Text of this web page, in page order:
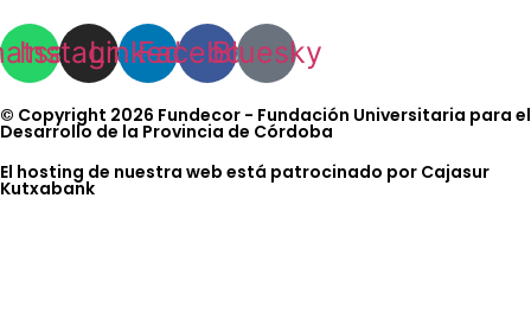
Instagram
Linkedin
Facebook
Bluesky
© Copyright 2026 Fundecor - Fundación Universitaria para el
Desarrollo de la Provincia de Córdoba
El hosting de nuestra web está patrocinado por Cajasur
Kutxabank